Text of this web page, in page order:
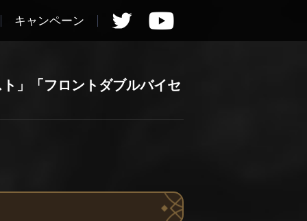
キャンペーン
」「フロントダブルバイセ